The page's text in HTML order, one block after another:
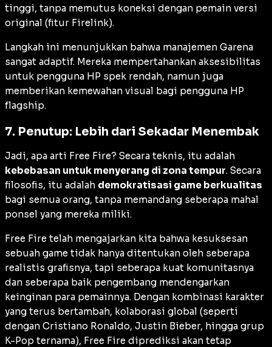
tinggi, tanpa memutus koneksi dengan pemain versi
original (fitur Firelink).
Langkah ini menunjukkan bahwa manajemen Garena
sangat adaptif. Mereka mempertahankan aksesibilitas
untuk pengguna HP spek rendah, namun juga
memberikan kemewahan visual bagi pengguna HP
flagship.
7. Penutup: Lebih dari Sekadar Menembak
Jadi, apa arti Free Fire? Secara teknis, itu adalah
kebebasan untuk menyerang di zona tempur. Secara
filosofis, itu adalah demokratisasi game berkualitas
bagi semua orang, tanpa memandang seberapa mahal
ponsel yang mereka miliki.
Free Fire telah mengajarkan kita bahwa kesuksesan
sebuah game tidak hanya ditentukan oleh seberapa
realistis grafisnya, tapi seberapa kuat komunitasnya
dan seberapa baik pengembang mendengarkan
keinginan para pemainnya. Dengan kombinasi karakter
yang terus bertambah, kolaborasi global (seperti
dengan Cristiano Ronaldo, Justin Bieber, hingga grup
K-Pop ternama), Free Fire diprediksi akan tetap